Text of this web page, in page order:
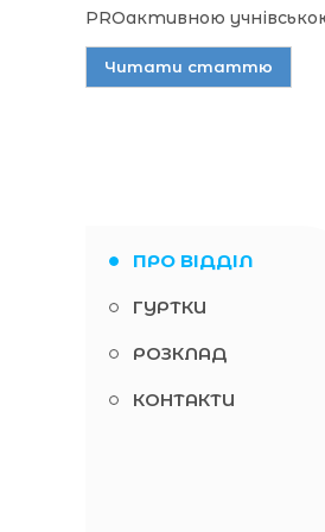
PROактивною
Читати статтю
ПРО ВІДДІЛ
ГУРТКИ
РОЗКЛАД
КОНТАКТИ